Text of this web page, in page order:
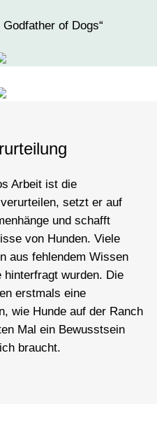
of Dogs“
Arbeit ist die
setzt er auf
und schafft
von Hunden. Viele
aus fehlendem Wissen
hinterfragt wurden. Die
erstmals eine
wie Hunde auf der Ranch
Mal ein Bewusstsein
braucht.